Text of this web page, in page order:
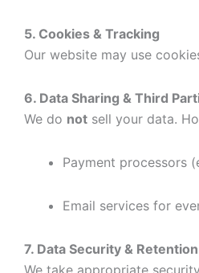
5. Cookies & Tracking
Our website may use
6. Data Sharing & Third
We do not sell your data.
Payment processors
Email services for
7. Data Security & Retention